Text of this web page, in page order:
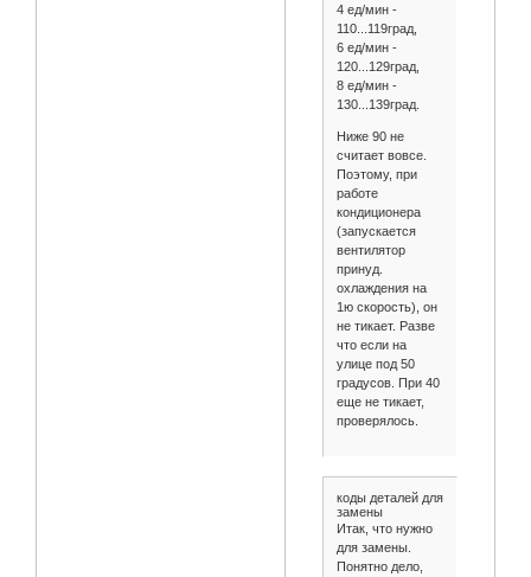
4 ед/мин -
110...119град,
6 ед/мин -
120...129град,
8 ед/мин -
130...139град.
Ниже 90 не
считает вовсе.
Поэтому, при
работе
кондиционера
(запускается
вентилятор
принуд.
охлаждения на
1ю скорость), он
не тикает. Разве
что если на
улице под 50
градусов. При 40
еще не тикает,
проверялось.
коды деталей для
замены
Итак, что нужно
для замены.
Понятно дело,